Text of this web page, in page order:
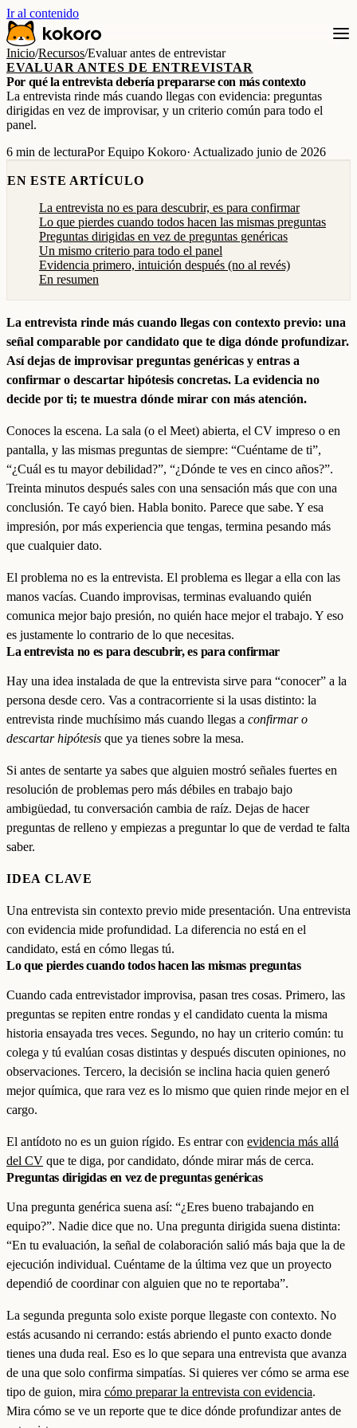
Ir al contenido
Inicio/Recursos/Evaluar antes de entrevistar
EVALUAR ANTES DE ENTREVISTAR
Por qué la entrevista debería prepararse con más contexto
La entrevista rinde más cuando llegas con evidencia: preguntas
dirigidas en vez de improvisar, y un criterio común para todo el
panel.
6 min de lecturaPor Equipo Kokoro· Actualizado junio de 2026
EN ESTE ARTÍCULO
La entrevista no es para descubrir, es para confirmar
Lo que pierdes cuando todos hacen las mismas preguntas
Preguntas dirigidas en vez de preguntas genéricas
Un mismo criterio para todo el panel
Evidencia primero, intuición después (no al revés)
En resumen
La entrevista rinde más cuando llegas con contexto previo: una
señal comparable por candidato que te diga dónde profundizar.
Así dejas de improvisar preguntas genéricas y entras a
confirmar o descartar hipótesis concretas. La evidencia no
decide por ti; te muestra dónde mirar con más atención.
Conoces la escena. La sala (o el Meet) abierta, el CV impreso o en
pantalla, y las mismas preguntas de siempre: “Cuéntame de ti”,
“¿Cuál es tu mayor debilidad?”, “¿Dónde te ves en cinco años?”.
Treinta minutos después sales con una sensación más que con una
conclusión. Te cayó bien. Habla bonito. Parece que sabe. Y esa
impresión, por más experiencia que tengas, termina pesando más
que cualquier dato.
El problema no es la entrevista. El problema es llegar a ella con las
manos vacías. Cuando improvisas, terminas evaluando quién
comunica mejor bajo presión, no quién hace mejor el trabajo. Y eso
es justamente lo contrario de lo que necesitas.
La entrevista no es para descubrir, es para confirmar
Hay una idea instalada de que la entrevista sirve para “conocer” a la
persona desde cero. Vas a contracorriente si la usas distinto: la
entrevista rinde muchísimo más cuando llegas a confirmar o
descartar hipótesis que ya tienes sobre la mesa.
Si antes de sentarte ya sabes que alguien mostró señales fuertes en
resolución de problemas pero más débiles en trabajo bajo
ambigüedad, tu conversación cambia de raíz. Dejas de hacer
preguntas de relleno y empiezas a preguntar lo que de verdad te falta
saber.
IDEA CLAVE
Una entrevista sin contexto previo mide presentación. Una entrevista
con evidencia mide profundidad. La diferencia no está en el
candidato, está en cómo llegas tú.
Lo que pierdes cuando todos hacen las mismas preguntas
Cuando cada entrevistador improvisa, pasan tres cosas. Primero, las
preguntas se repiten entre rondas y el candidato cuenta la misma
historia ensayada tres veces. Segundo, no hay un criterio común: tu
colega y tú evalúan cosas distintas y después discuten opiniones, no
observaciones. Tercero, la decisión se inclina hacia quien generó
mejor química, que rara vez es lo mismo que quien rinde mejor en el
cargo.
El antídoto no es un guion rígido. Es entrar con evidencia más allá
del CV que te diga, por candidato, dónde mirar más de cerca.
Preguntas dirigidas en vez de preguntas genéricas
Una pregunta genérica suena así: “¿Eres bueno trabajando en
equipo?”. Nadie dice que no. Una pregunta dirigida suena distinta:
“En tu evaluación, la señal de colaboración salió más baja que la de
ejecución individual. Cuéntame de la última vez que un proyecto
dependió de coordinar con alguien que no te reportaba”.
La segunda pregunta solo existe porque llegaste con contexto. No
estás acusando ni cerrando: estás abriendo el punto exacto donde
tienes una duda real. Eso es lo que separa una entrevista que avanza
de una que solo confirma simpatías. Si quieres ver cómo se arma ese
tipo de guion, mira cómo preparar la entrevista con evidencia.
Mira cómo se ve un reporte que te dice dónde profundizar antes de